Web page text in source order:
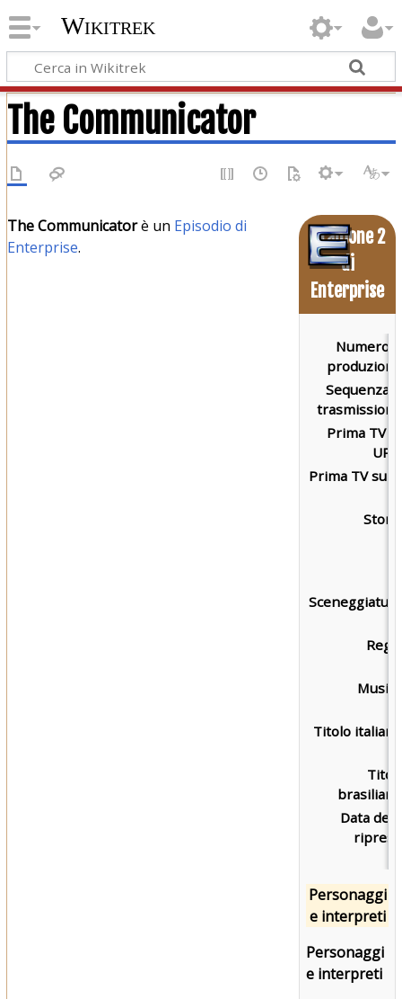
Wikitrek
The Communicator
Stagione 2
di
Enterprise
Numero
Sequenza
Prima TV
Prima TV su
Titolo
Data
Personaggi
e interpreti
Personaggi
e interpreti
The Communicatorè un Episodio di
Enterprise.